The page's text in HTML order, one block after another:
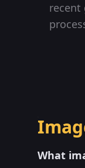
recent
What